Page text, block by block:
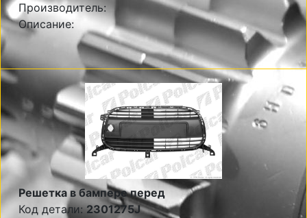
Производитель:
Описание:
Решетка в бампере перед
Код детали:2301275J